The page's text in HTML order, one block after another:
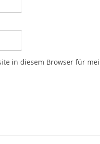
in diesem Browser für